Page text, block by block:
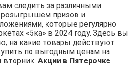
следить за различными
розыгрышем призов и
которые регулярно
«5ка» в 2024 году. Здесь вы
на какие товары действуют
по выгодным ценам на
Акции в Пятерочке